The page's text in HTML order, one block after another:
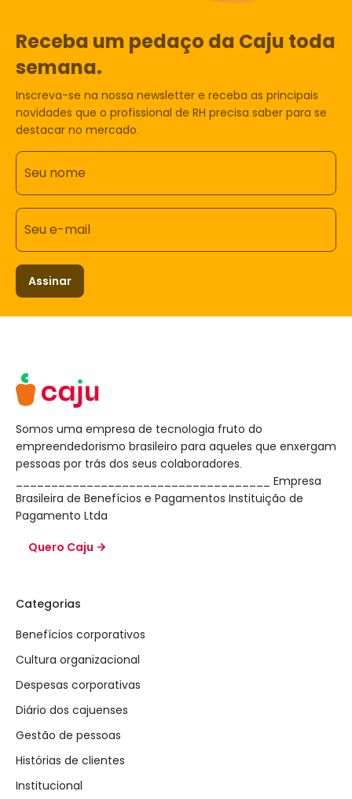
Receba um pedaço da Caju toda
semana.
Inscreva-se na nossa newsletter e receba as principais
novidades que o profissional de RH precisa saber para se
destacar no mercado.
Seu nome
Seu e-mail
Assinar
Somos uma empresa de tecnologia fruto do
empreendedorismo brasileiro para aqueles que enxergam
pessoas por trás dos seus colaboradores.
____________________________________ Empresa
Brasileira de Benefícios e Pagamentos Instituição de
Pagamento Ltda
Quero Caju
Categorias
Benefícios corporativos
Cultura organizacional
Despesas corporativas
Diário dos cajuenses
Gestão de pessoas
Histórias de clientes
Institucional